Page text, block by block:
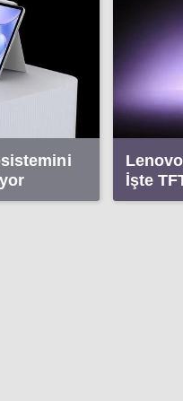
İşte